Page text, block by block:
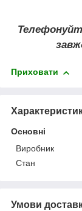
Приховати
Основні
Виробник
Стан
Умови